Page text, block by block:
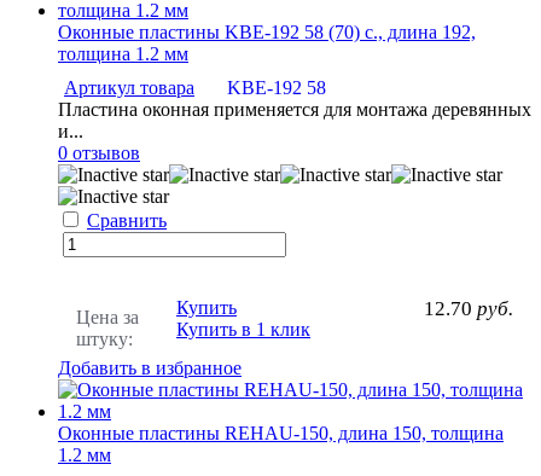
Оконные пластины KBE-192 58 (70) с., длина 192,
толщина 1.2 мм
Артикул товара
KBE-192 58
Пластина оконная применяется для монтажа деревянных
и...
0 отзывов
Сравнить
Цена за
штуку:
12.70 руб.
Купить
Купить в 1 клик
Добавить в избранное
Оконные пластины REHAU-150, длина 150, толщина
1.2 мм